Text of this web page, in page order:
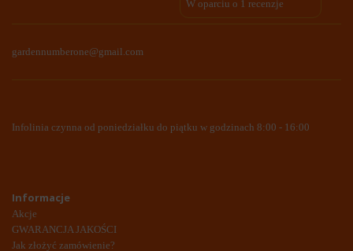
W oparciu o 1 recenzje
gardennumberone@gmail.com
Infolinia czynna od poniedziałku do piątku w godzinach 8:00 - 16:00
Informacje
Akcje
GWARANCJA JAKOŚCI
Jak złożyć zamówienie?